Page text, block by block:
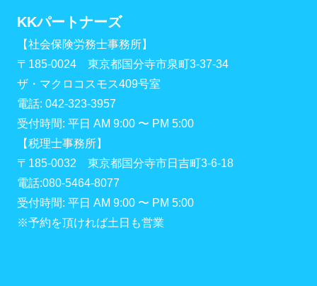
KKパートナーズ
【社会保険労務士事務所】
〒185-0024 東京都国分寺市泉町3-37-34
ザ・マクロコスモス409号室
電話: 042-323-3957
受付時間: 平日 AM 9:00 〜 PM 5:00
【税理士事務所】
〒185-0032 東京都国分寺市日吉町3-6-18
電話:080-5464-8077
受付時間: 平日 AM 9:00 〜 PM 5:00
※予約を頂ければ土日も営業